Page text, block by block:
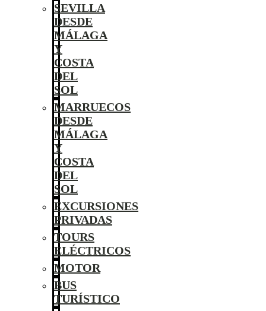
SEVILLA
DESDE
MÁLAGA
Y
COSTA
DEL
SOL
MARRUECOS
DESDE
MÁLAGA
Y
COSTA
DEL
SOL
EXCURSIONES
PRIVADAS
TOURS
ELÉCTRICOS
MOTOR
BUS
TURÍSTICO